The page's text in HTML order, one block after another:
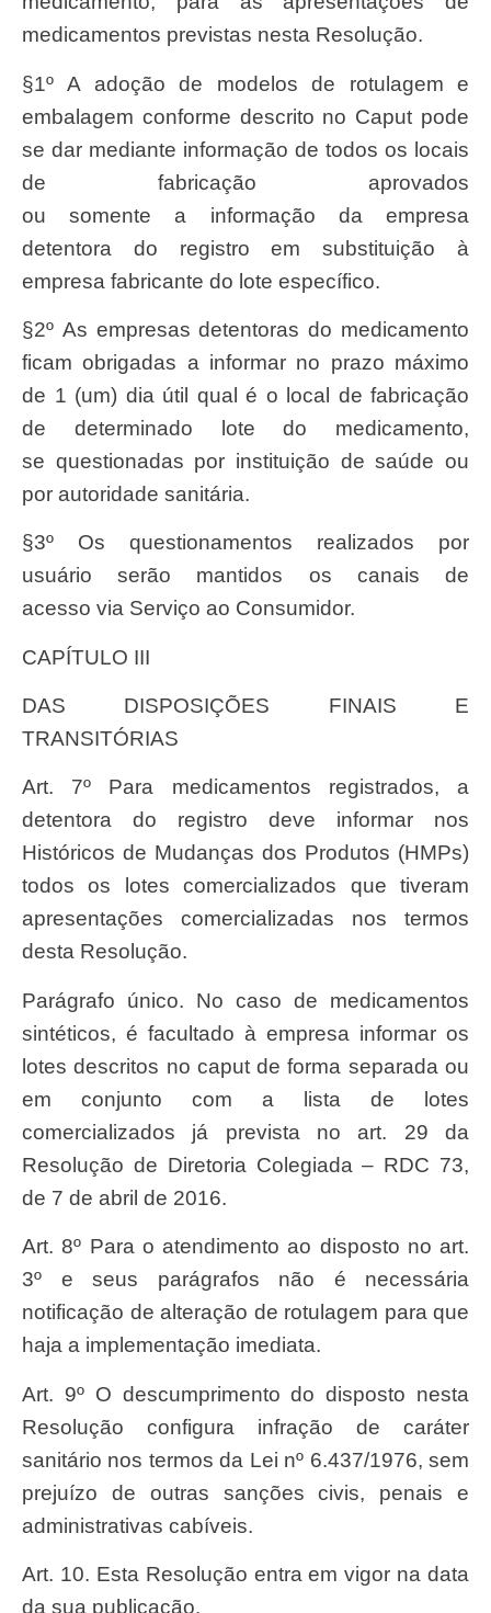
medicamentos previstas nesta Resolução.
§1º A adoção de modelos de rotulagem e
embalagem conforme descrito no Caput pode
se dar mediante informação de todos os locais
de fabricação aprovados
ou somente a informação da empresa
detentora do registro em substituição à
empresa fabricante do lote específico.
§2º As empresas detentoras do medicamento
ficam obrigadas a informar no prazo máximo
de 1 (um) dia útil qual é o local de fabricação
de determinado lote do medicamento,
se questionadas por instituição de saúde ou
por autoridade sanitária.
§3º Os questionamentos realizados por
usuário serão mantidos os canais de
acesso via Serviço ao Consumidor.
CAPÍTULO III
DAS DISPOSIÇÕES FINAIS E
TRANSITÓRIAS
Art. 7º Para medicamentos registrados, a
detentora do registro deve informar nos
Históricos de Mudanças dos Produtos (HMPs)
todos os lotes comercializados que tiveram
apresentações comercializadas nos termos
desta Resolução.
Parágrafo único. No caso de medicamentos
sintéticos, é facultado à empresa informar os
lotes descritos no caput de forma separada ou
em conjunto com a lista de lotes
comercializados já prevista no art. 29 da
Resolução de Diretoria Colegiada – RDC 73,
de 7 de abril de 2016.
Art. 8º Para o atendimento ao disposto no art.
3º e seus parágrafos não é necessária
notificação de alteração de rotulagem para que
haja a implementação imediata.
Art. 9º O descumprimento do disposto nesta
Resolução configura infração de caráter
sanitário nos termos da Lei nº 6.437/1976, sem
prejuízo de outras sanções civis, penais e
administrativas cabíveis.
Art. 10. Esta Resolução entra em vigor na data
da sua publicação.